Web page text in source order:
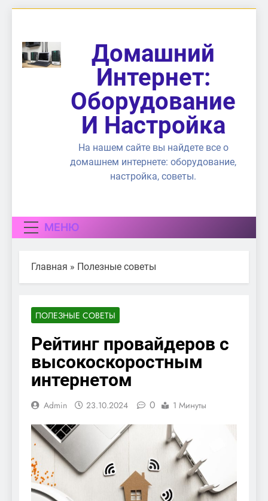
содержимому
Домашний
Интернет:
Оборудование
И Настройка
На нашем сайте вы найдете все о
домашнем интернете: оборудование,
настройка, советы.
МЕНЮ
Главная » Полезные советы
ПОЛЕЗНЫЕ СОВЕТЫ
Рейтинг провайдеров с
высокоскоростным
интернетом
Admin 23.10.2024 0 1 Минуты